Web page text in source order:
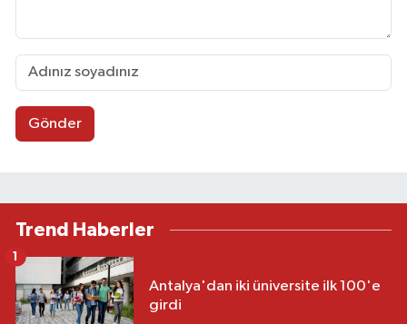
Gönder
Trend Haberler
Antalya'dan iki üniversite ilk 100'e
girdi
1